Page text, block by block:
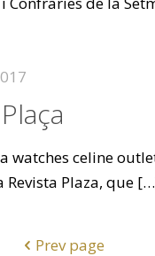
watches celine
Plaza, que
Prev page